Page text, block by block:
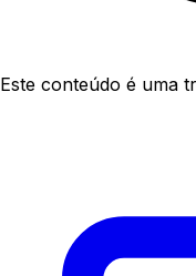
Este conteúdo é uma